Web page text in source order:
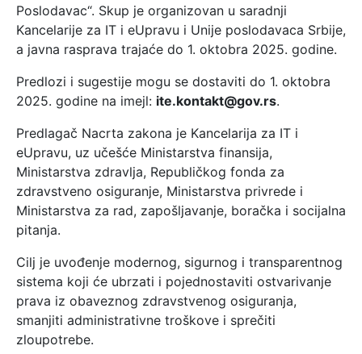
Poslodavac“. Skup je organizovan u saradnji
Kancelarije za IT i eUpravu i Unije poslodavaca Srbije,
a javna rasprava trajaće do 1. oktobra 2025. godine.
Predlozi i sugestije mogu se dostaviti do 1. oktobra
2025. godine na imejl: ite.kontakt@gov.rs.
Predlagač Nacrta zakona je Kancelarija za IT i
eUpravu, uz učešće Ministarstva finansija,
Ministarstva zdravlja, Republičkog fonda za
zdravstveno osiguranje, Ministarstva privrede i
Ministarstva za rad, zapošljavanje, boračka i socijalna
pitanja.
Cilj je uvođenje modernog, sigurnog i transparentnog
sistema koji će ubrzati i pojednostaviti ostvarivanje
prava iz obaveznog zdravstvenog osiguranja,
smanjiti administrativne troškove i sprečiti
zloupotrebe.